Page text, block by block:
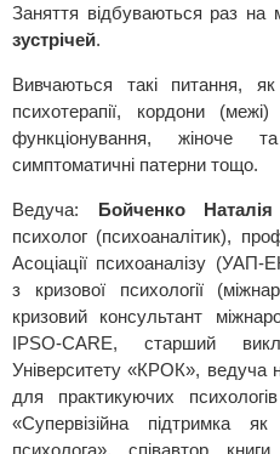
Заняття відбуваються раз на
зустрічей.
Вивчаються такі питання,
психотерапії, кордони (межі)
функціонування, жіноче
симптоматичні патерни тощо.
Ведуча: Бойченко Наталія
психолог (психоаналітик),
Асоціації психоаналізу (УАП-
з кризової психології
кризовий консультант
IPSO-CARE, старший
Університету «КРОК», ведуча
для практикуючих
«Супервізійна підтримка
психолога», співавтор